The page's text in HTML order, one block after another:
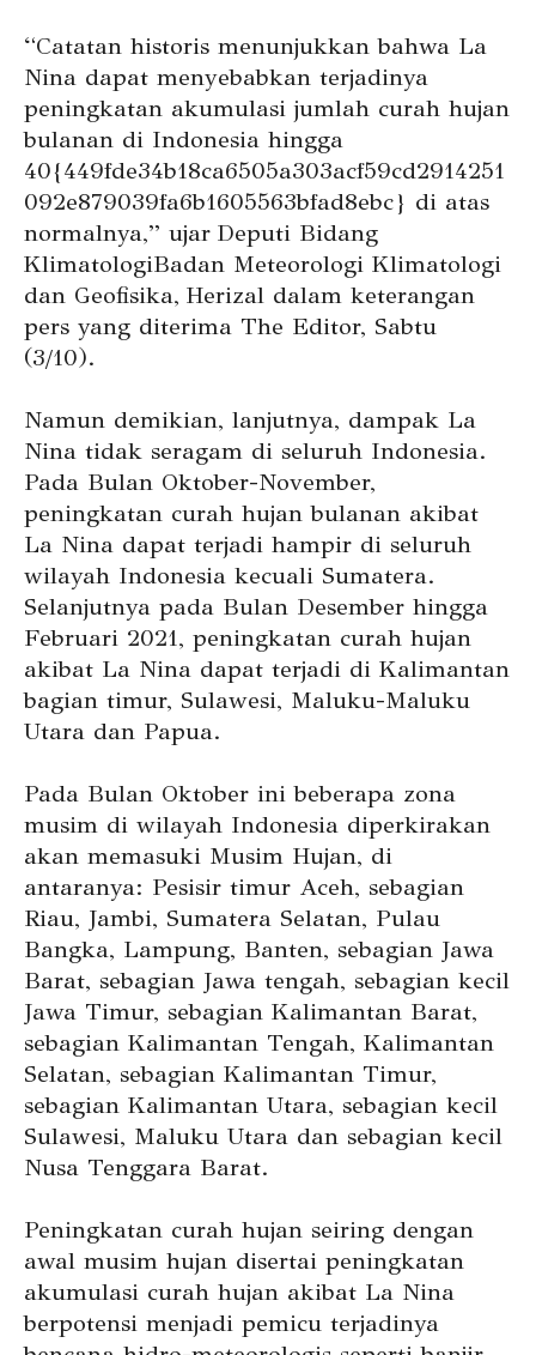
“Catatan historis menunjukkan bahwa La
Nina dapat menyebabkan terjadinya
peningkatan akumulasi jumlah curah hujan
bulanan di Indonesia hingga
40{449fde34b18ca6505a303acf59cd2914251
092e879039fa6b1605563bfad8ebc} di atas
normalnya,” ujar Deputi Bidang
KlimatologiBadan Meteorologi Klimatologi
dan Geofisika, Herizal dalam keterangan
pers yang diterima The Editor, Sabtu
(3/10).
Namun demikian, lanjutnya, dampak La
Nina tidak seragam di seluruh Indonesia.
Pada Bulan Oktober-November,
peningkatan curah hujan bulanan akibat
La Nina dapat terjadi hampir di seluruh
wilayah Indonesia kecuali Sumatera.
Selanjutnya pada Bulan Desember hingga
Februari 2021, peningkatan curah hujan
akibat La Nina dapat terjadi di Kalimantan
bagian timur, Sulawesi, Maluku-Maluku
Utara dan Papua.
Pada Bulan Oktober ini beberapa zona
musim di wilayah Indonesia diperkirakan
akan memasuki Musim Hujan, di
antaranya: Pesisir timur Aceh, sebagian
Riau, Jambi, Sumatera Selatan, Pulau
Bangka, Lampung, Banten, sebagian Jawa
Barat, sebagian Jawa tengah, sebagian kecil
Jawa Timur, sebagian Kalimantan Barat,
sebagian Kalimantan Tengah, Kalimantan
Selatan, sebagian Kalimantan Timur,
sebagian Kalimantan Utara, sebagian kecil
Sulawesi, Maluku Utara dan sebagian kecil
Nusa Tenggara Barat.
Peningkatan curah hujan seiring dengan
awal musim hujan disertai peningkatan
akumulasi curah hujan akibat La Nina
berpotensi menjadi pemicu terjadinya